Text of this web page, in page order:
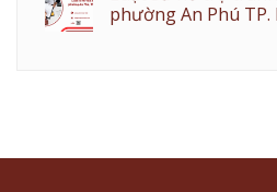
phường An Phú TP.